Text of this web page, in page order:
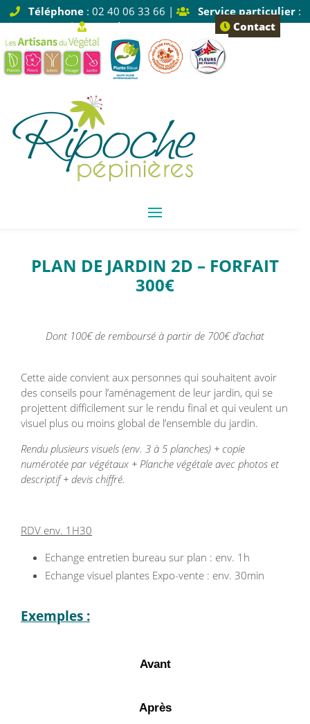
Téléphone: 02 40 06 33 66 | Service particulier:
Tapez 1 |
Service pro: Tapez 2 Contact
PLAN DE JARDIN 2D – FORFAIT
300€
Dont 100€ de remboursé à partir de 700€ d’achat
Cette aide convient aux personnes qui souhaitent avoir
des conseils pour l’aménagement de leur jardin, qui se
projettent difficilement sur le rendu final et qui veulent un
visuel plus ou moins global de l’ensemble du jardin.
Rendu plusieurs visuels (env. 3 à 5 planches) + copie
numérotée par végétaux + Planche végétale avec photos et
descriptif + devis chiffré.
RDV env. 1H30
Echange entretien bureau sur plan : env. 1h
Echange visuel plantes Expo-vente : env. 30min
Exemples :
Avant
Après